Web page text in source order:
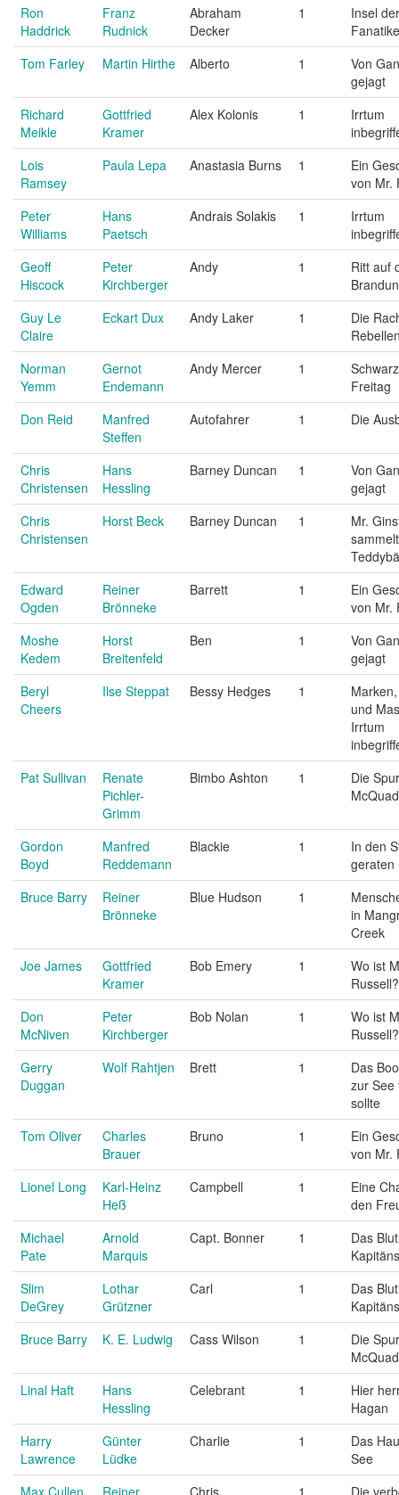
Ron
Haddrick
Franz
Rudnick
Abraham
Decker
1
Insel der
Tom Farley
Martin Hirthe Alberto 1
Von
gejagt
Richard
Meikle
Gottfried
Kramer
Alex Kolonis 1
Irrtum
Lois
Ramsey
Paula Lepa Anastasia Burns 1
Ein
von Mr.
Peter
Williams
Hans
Paetsch
Andrais Solakis 1
Irrtum
Geoff
Hiscock
Peter
Kirchberger
Andy 1
Ritt auf
Guy Le
Claire
Eckart Dux Andy Laker 1
Die
Norman
Yemm
Gernot
Endemann
Andy Mercer 1
Freitag
Don Reid
Manfred
Steffen
Autofahrer 1 Die
Chris
Christensen
Hans
Hessling
Barney Duncan 1
Von
gejagt
Chris
Christensen
Horst Beck Barney Duncan 1
Mr.
sammelt
Edward
Ogden
Reiner
Brönneke
Barrett 1
Ein
von Mr.
Moshe
Kedem
Horst
Breitenfeld
Ben 1
Von
gejagt
Beryl
Cheers
Ilse Steppat Bessy Hedges 1
und
Irrtum
Pat Sullivan
Renate
Pichler-
Grimm
Bimbo Ashton 1
Die
Gordon
Boyd
Manfred
Reddemann
Blackie 1
In den
geraten
Bruce Barry
Reiner
Brönneke
Blue Hudson 1
in
Creek
Joe James
Gottfried
Kramer
Bob Emery 1
Wo ist
Russell?
Don
McNiven
Peter
Kirchberger
Bob Nolan 1
Wo ist
Russell?
Gerry
Duggan
Wolf Rahtjen Brett 1
Das
zur See
sollte
Tom Oliver
Charles
Brauer
Bruno 1
Ein
von Mr.
Lionel Long
Karl-Heinz
Heß
Campbell 1
Eine
den
Michael
Pate
Arnold
Marquis
Capt. Bonner 1
Das
Kapitäns
Slim
DeGrey
Lothar
Grützner
Carl 1
Das
Kapitäns
Bruce Barry
K. E. Ludwig Cass Wilson 1
Die
Linal Haft
Hans
Hessling
Celebrant 1
Hier
Hagan
Harry
Lawrence
Günter
Lüdke
Charlie 1
Das
See
Max Cullen
Reiner Chris 1 Die